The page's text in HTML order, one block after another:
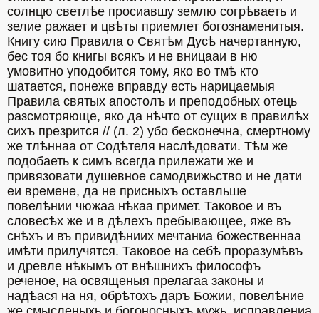
солнцю светлѣе просиавшу землю согрѣваеть и
зелие ражает и цвѣты приемлет богознаменитыя.
Книгу сию Правила о Святѣм Дусѣ начертанную,
бес тоя бо книгы всякъ и не вницааи в ню
умовитно уподобится тому, яко во тмѣ кто
шатается, понеже вправду есть нарицаемыя
Правила святых апостолъ и преподобных отець
разсмотряюще, яко да нѣчто от сущих в правилѣх
сихъ презрится // (л. 2) убо бесконечна, смертному
же тлѣннаа от Содѣтеля наслѣдовати. Тѣм же
подобаеть к симъ всегда прилежати же и
привязовати душевное самодвижьство и не дати
еи времене, да не присныхъ оставльше
повелѣнии чюжаа нѣкаа примет. Таковое и въ
словесѣх же и в дѣлехъ пребывающее, яже въ
снѣхъ и въ привидѣниих мечтаниа божественнаа
имѣти прилучятся. Таковое на себѣ проразумѣвъ
и древле нѣкымъ от внѣшнихъ философъ
реченое, на освященыя прелагаа законы и
надѣася на ня, обрѣтохъ даръ Божии, повелѣние